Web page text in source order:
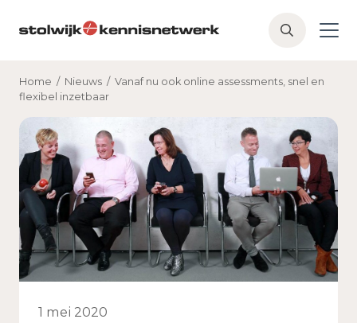
Z
k
Home / Nieuws / Vanaf nu ook online assessments, snel en
flexibel inzetbaar
1 mei 2020